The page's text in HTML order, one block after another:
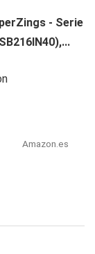
- Serie
Amazon.es